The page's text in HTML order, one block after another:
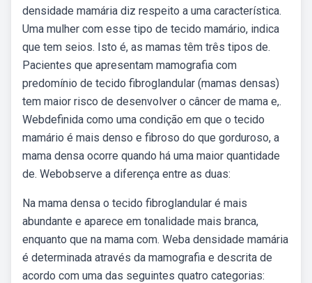
densidade mamária diz respeito a uma característica.
Uma mulher com esse tipo de tecido mamário, indica
que tem seios. Isto é, as mamas têm três tipos de.
Pacientes que apresentam mamografia com
predomínio de tecido fibroglandular (mamas densas)
tem maior risco de desenvolver o câncer de mama e,.
Webdefinida como uma condição em que o tecido
mamário é mais denso e fibroso do que gorduroso, a
mama densa ocorre quando há uma maior quantidade
de. Webobserve a diferença entre as duas:
Na mama densa o tecido fibroglandular é mais
abundante e aparece em tonalidade mais branca,
enquanto que na mama com. Weba densidade mamária
é determinada através da mamografia e descrita de
acordo com uma das seguintes quatro categorias: